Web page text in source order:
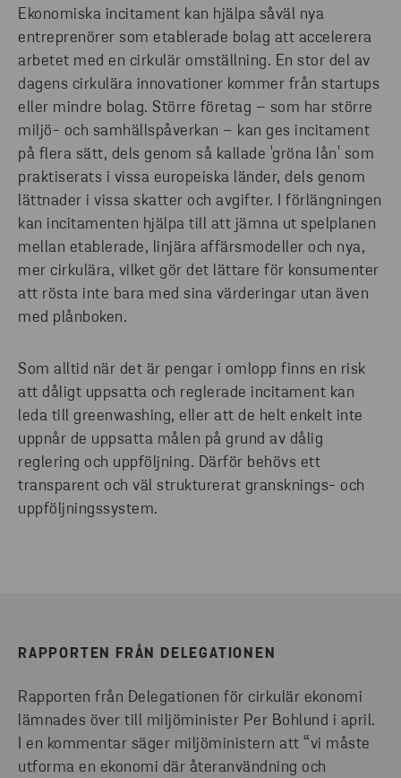
Ekonomiska incitament kan hjälpa såväl nya
entreprenörer som etablerade bolag att accelerera
arbetet med en cirkulär omställning. En stor del av
dagens cirkulära innovationer kommer från startups
eller mindre bolag. Större företag – som har större
miljö- och samhällspåverkan – kan ges incitament
på flera sätt, dels genom så kallade 'gröna lån' som
praktiserats i vissa europeiska länder, dels genom
lättnader i vissa skatter och avgifter. I förlängningen
kan incitamenten hjälpa till att jämna ut spelplanen
mellan etablerade, linjära affärsmodeller och nya,
mer cirkulära, vilket gör det lättare för konsumenter
att rösta inte bara med sina värderingar utan även
med plånboken.
Som alltid när det är pengar i omlopp finns en risk
att dåligt uppsatta och reglerade incitament kan
leda till greenwashing, eller att de helt enkelt inte
uppnår de uppsatta målen på grund av dålig
reglering och uppföljning. Därför behövs ett
transparent och väl strukturerat gransknings- och
uppföljningssystem.
RAPPORTEN FRÅN DELEGATIONEN
Rapporten från Delegationen för cirkulär ekonomi
lämnades över till miljöminister Per Bohlund i april.
I en kommentar säger miljöministern att “vi måste
utforma en ekonomi där återanvändning och